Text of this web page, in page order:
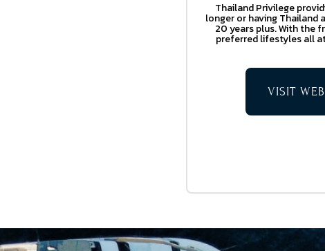
Thailand Privilege
longer or having Thailand
20 years plus. With the
preferred lifestyles all
VISIT